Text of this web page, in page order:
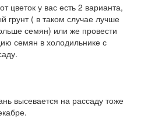
цветок у вас есть 2 варианта,
грунт ( в таком случае лучше
семян) или же провести
семян в холодильнике с
высевается на рассаду тоже